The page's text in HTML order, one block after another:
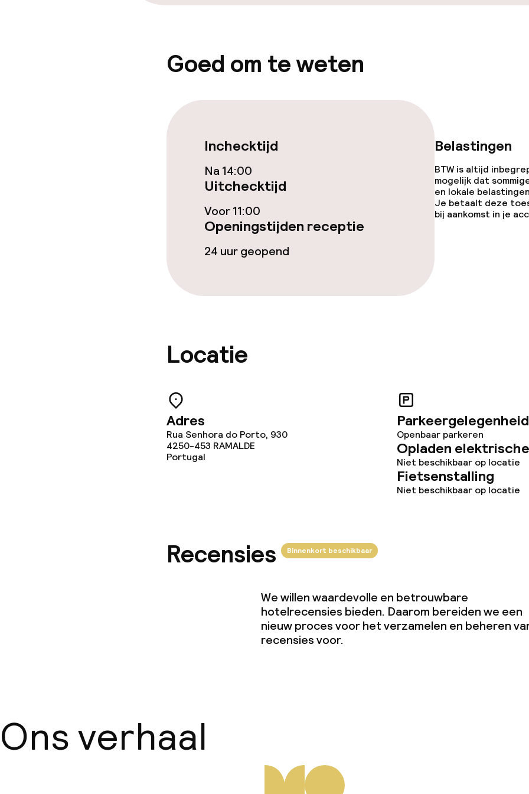
Goed om te weten
Inchecktijd
Na 14:00
Uitchecktijd
Voor 11:00
Openingstijden receptie
24 uur geopend
Belastingen
BTW is altijd
mogelijk dat
en lokale
Je betaalt deze
bij aankomst in je
Locatie
Adres
Rua Senhora do Porto, 930
4250-453 RAMALDE
Portugal
Parkeergelegenheid
Openbaar parkeren
Opladen
Niet beschikbaar op locatie
Fietsenstalling
Niet beschikbaar op locatie
Recensies Binnenkort beschikbaar
We willen waardevolle en betrouwbare
hotelrecensies bieden. Daarom bereiden we een
nieuw proces voor het verzamelen en beheren
recensies voor.
Ons verhaal